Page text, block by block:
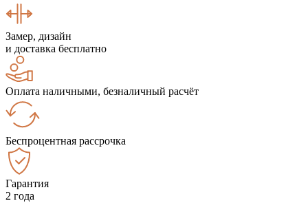
Замер, дизайн
и доставка бесплатно
Оплата наличными, безналичный расчёт
Беспроцентная рассрочка
Гарантия
2 года